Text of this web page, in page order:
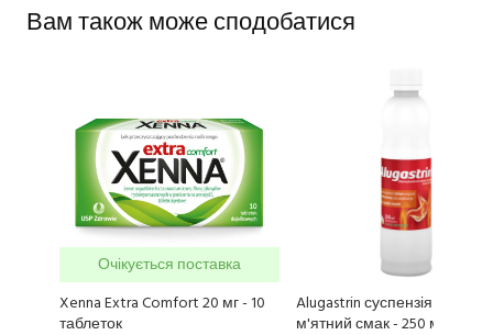
Вам також може сподобатися
Очікується поставка
Xenna Extra Comfort 20 мг - 10
таблеток
Alugastrin суспензія від печії
м'ятний смак - 250 мл